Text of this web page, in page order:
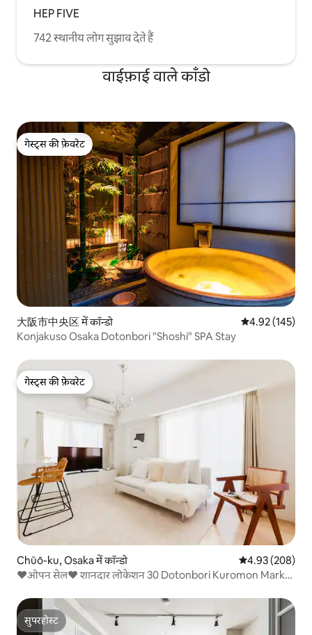
HEP FIVE
742 स्थानीय लोग सुझाव देते हैं
वाईफ़ाई वाले काँडो
गेस्ट्स की फ़ेवरेट
गेस्ट्स की फ़ेवरेट
大阪市中央区 में कॉन्डो औसत रेटिंग 5 में से
4.92 (145)
Konjakuso Osaka Dotonbori "Shoshi" SPA Stay
गेस्ट्स की फ़ेवरेट
गेस्ट्स की फ़ेवरेट
Chūō-ku, Osaka में कॉन्डो औसत रेटिंग 5 में से
4.93 (208)
❤️ओपन सेल❤️ शानदार लोकेशन 30 Dotonbori Kuromon Market
सुपरहोस्ट
सुपरहोस्ट